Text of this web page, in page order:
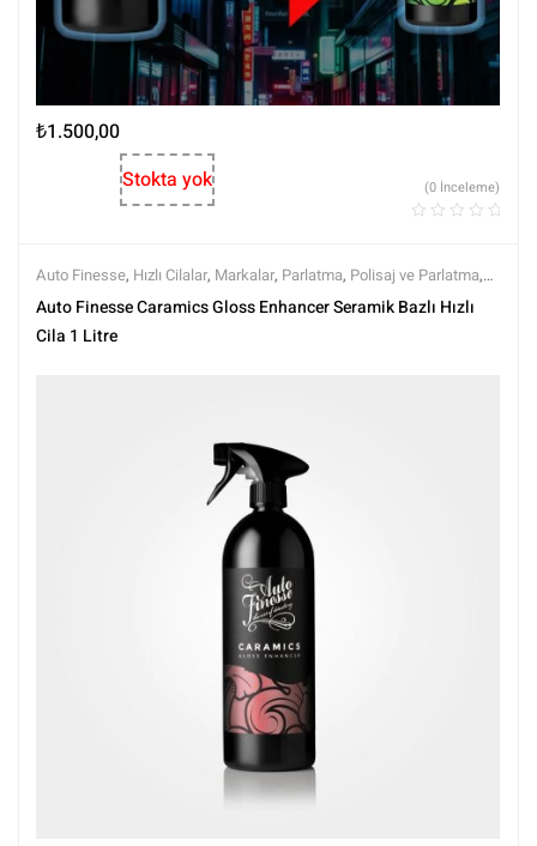
₺1.500,00
Stokta yok
(0 İnceleme)
Auto Finesse, Hızlı Cilalar, Markalar, Parlatma, Polisaj ve Parlatma,
Tüm Ürünler,Tüm Ürünler
Auto Finesse Caramics Gloss Enhancer Seramik Bazlı Hızlı
Cila 1 Litre